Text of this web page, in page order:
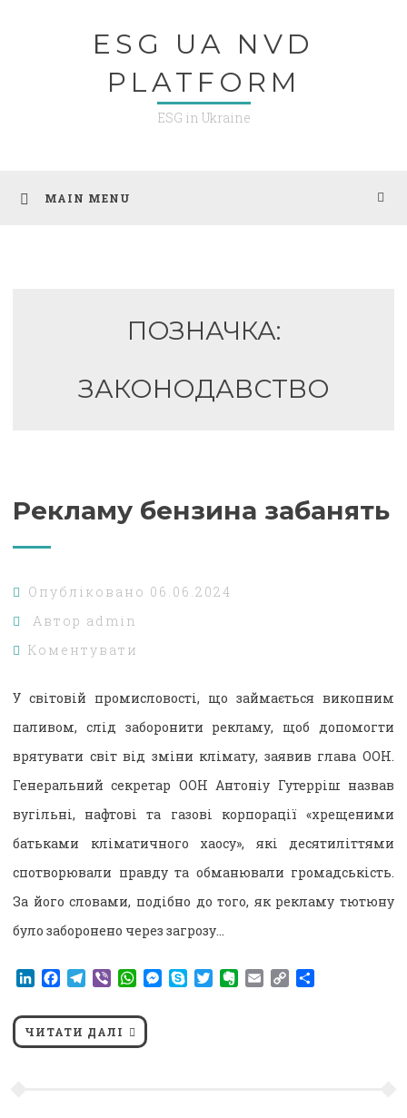
ESG UA NVD
PLATFORM
ESG in Ukraine
MAIN MENU
ПОЗНАЧКА:
ЗАКОНОДАВСТВО
Рекламу бензина забанять
Опубліковано 06.06.2024
Автор admin
Коментувати
У світовій промисловості, що займається викопним
паливом, слід заборонити рекламу, щоб допомогти
врятувати світ від зміни клімату, заявив глава ООН.
Генеральний секретар ООН Антоніу Гутерріш назвав
вугільні, нафтові та газові корпорації «хрещеними
батьками кліматичного хаосу», які десятиліттями
спотворювали правду та обманювали громадськість.
За його словами, подібно до того, як рекламу тютюну
було заборонено через загрозу…
LinkedIn
Facebook
Telegram
ViberWhatsApp
Messenger
SkypeTwitterEvernote
EmailCopy
ЧИТАТИ ДАЛІ